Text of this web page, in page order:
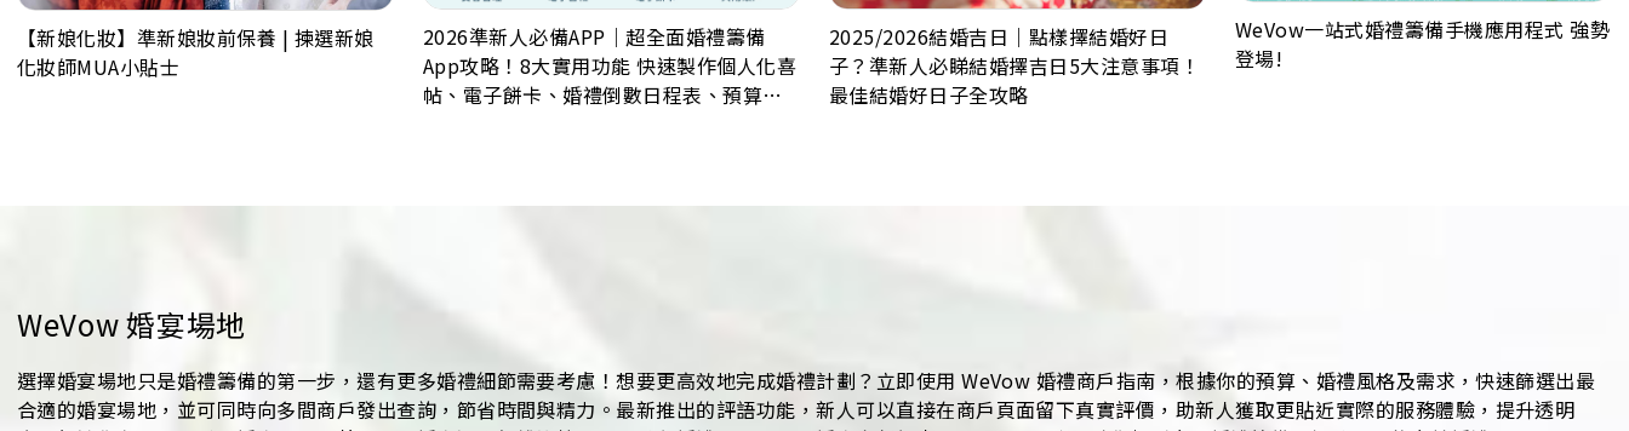
【新娘化妝】準新娘妝前保養 | 揀選新娘
化妝師MUA小貼士
2026準新人必備APP｜超全面婚禮籌備
App攻略！8大實用功能 快速製作個人化喜
帖、電子餅卡、婚禮倒數日程表、預算
2025/2026結婚吉日｜點樣擇結婚好日
子？準新人必睇結婚擇吉日5大注意事項！
最佳結婚好日子全攻略
WeVow一站式婚禮籌備手機應用程式 強勢
登場!
WeVow 婚宴場地
選擇婚宴場地只是婚禮籌備的第一步，還有更多婚禮細節需要考慮！想要更高效地完成婚禮計劃？立即使用 WeVow 婚禮商戶指南，根據你的預算、婚禮風格及需求，快速篩選出最
合適的婚宴場地，並可同時向多間商戶發出查詢，節省時間與精力。最新推出的評語功能，新人可以直接在商戶頁面留下真實評價，助新人獲取更貼近實際的服務體驗，提升透明